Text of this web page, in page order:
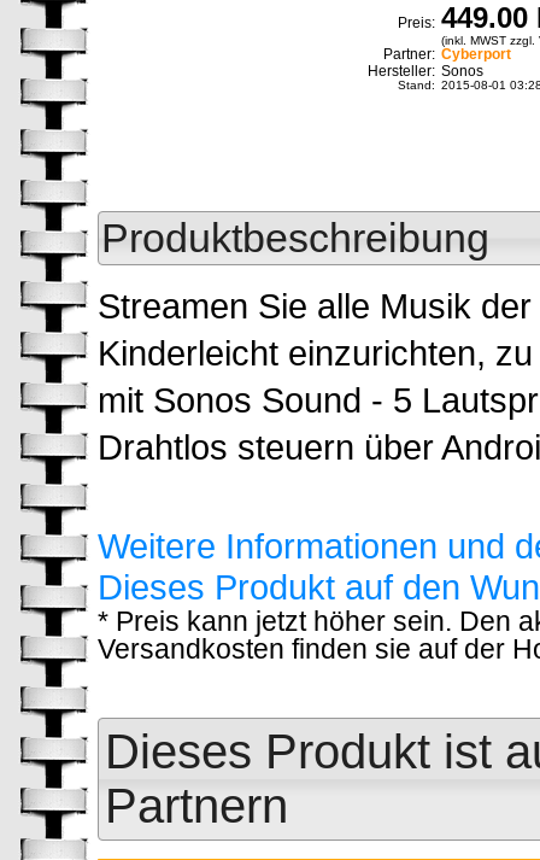
Preis: 449.00
(inkl. MWST
Partner: Cyberport
Hersteller: Sonos
Stand: 2015-08-01
Produktbeschreibung
Streamen Sie alle Musik
Kinderleicht einzurichten,
mit Sonos Sound - 5
Drahtlos steuern über
Weitere Informationen und
Dieses Produkt auf den
* Preis kann jetzt höher sein. Den
Versandkosten finden sie auf der
Dieses Produkt ist
Partnern